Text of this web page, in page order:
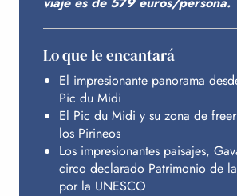
Lo que le encantará
El impresionante panorama
Pic du Midi
El Pic du Midi y su zona de
los Pirineos
Los impresionantes paisajes,
circo declarado Patrimonio de
por la UNESCO